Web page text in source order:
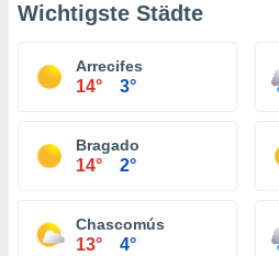
Wichtigste Städte
Arrecifes
14° 3°
Bragado
14° 2°
Chascomús
13° 4°